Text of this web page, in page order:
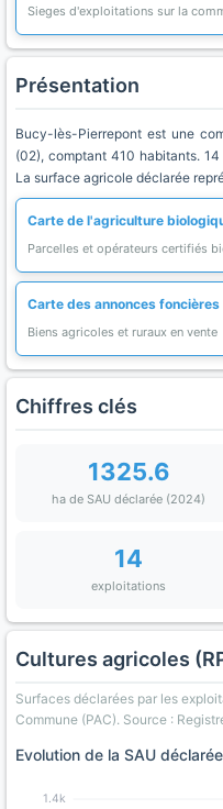
Sieges d'exploitations sur la
Présentation
Bucy-lès-Pierrepont est une
(02), comptant 410 habitants.
La surface agricole déclarée
Carte de l'agriculture
Parcelles et opérateurs certifiés
Carte des annonces foncières
Biens agricoles et ruraux en vente
Chiffres clés
1325.6
ha de SAU déclarée (2024)
14
exploitations
Cultures agricoles
Surfaces déclarées par les
Commune (PAC). Source :
Evolution de la SAU déclarée
1.4k